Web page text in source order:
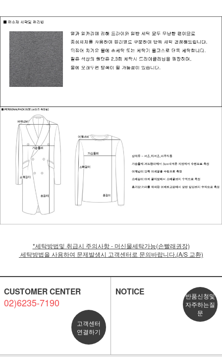
*세탁방법및 취급시 주의사항 - 머신물세탁가능(손빨래권장)
세탁방법을 사용하여 문제발생시 고객센터로 문의바랍니다.(A/S 교환)
CUSTOMER CENTER
02)6235-7190
고객센터
연결하기
NOTICE
반품신청및
자주하는질
문